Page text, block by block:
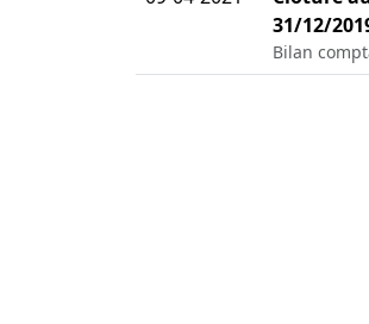
31/12/
Bilan